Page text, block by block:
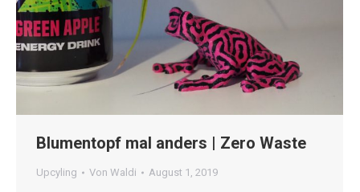
Blumentopf mal anders | Zero Waste
Upcyling Von Waldi August 1, 2019